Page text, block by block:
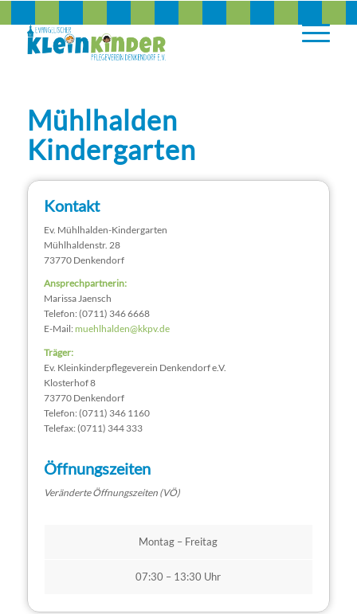
Mühlhalden
Kindergarten
Kontakt
Ev. Mühlhalden-Kindergarten
Mühlhaldenstr. 28
73770 Denkendorf
Ansprechpartnerin:
Marissa Jaensch
Telefon: (0711) 346 6668
E-Mail: muehlhalden@kkpv.de
Träger:
Ev. Kleinkinderpflegeverein Denkendorf e.V.
Klosterhof 8
73770 Denkendorf
Telefon: (0711) 346 1160
Telefax: (0711) 344 333
Öffnungszeiten
Veränderte Öffnungszeiten (VÖ)
Montag – Freitag
07:30 – 13:30 Uhr